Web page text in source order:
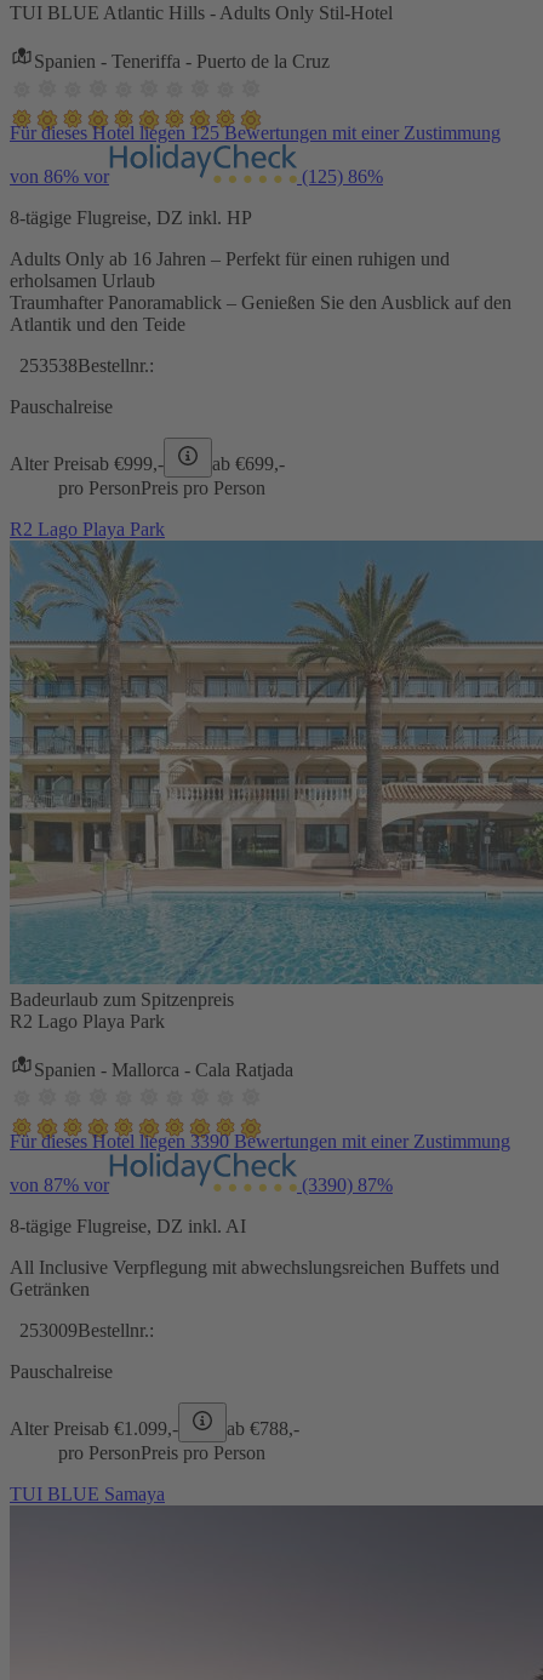
TUI BLUE Atlantic Hills - Adults Only Stil-Hotel
Spanien - Teneriffa - Puerto de la Cruz
Für dieses Hotel liegen 125 Bewertungen mit einer Zustimmung
von 86% vor (125) 86%
8-tägige Flugreise, DZ inkl. HP
Adults Only ab 16 Jahren – Perfekt für einen ruhigen und
erholsamen Urlaub
Traumhafter Panoramablick – Genießen Sie den Ausblick auf den
Atlantik und den Teide
253538Bestellnr.:
Pauschalreise
Alter Preisab €999,- ab €699,-
pro PersonPreis pro Person
R2 Lago Playa Park
Badeurlaub zum Spitzenpreis
R2 Lago Playa Park
Spanien - Mallorca - Cala Ratjada
Für dieses Hotel liegen 3390 Bewertungen mit einer Zustimmung
von 87% vor (3390) 87%
8-tägige Flugreise, DZ inkl. AI
All Inclusive Verpflegung mit abwechslungsreichen Buffets und
Getränken
253009Bestellnr.:
Pauschalreise
Alter Preisab €1.099,- ab €788,-
pro PersonPreis pro Person
TUI BLUE Samaya